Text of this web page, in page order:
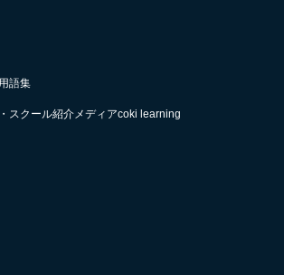
語集
スクール紹介メディアcoki learning